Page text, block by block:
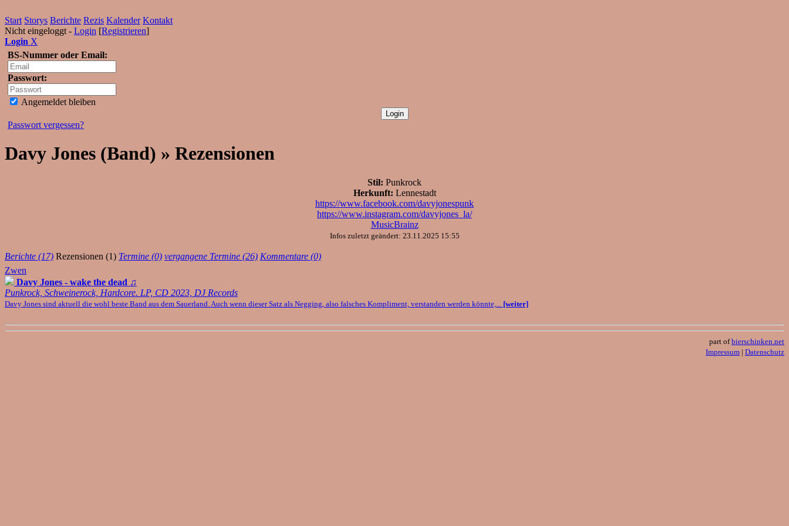
Start Storys Berichte Rezis Kalender Kontakt
Nicht eingeloggt - Login [Registrieren]
Login X
BS-Nummer oder Email:
Passwort:
Angemeldet bleiben
Passwort vergessen?
Davy Jones (Band) » Rezensionen
Stil: Punkrock
Herkunft: Lennestadt
https://www.facebook.com/davyjonespunk
https://www.instagram.com/davyjones_la/
MusicBrainz
Infos zuletzt geändert: 23.11.2025 15:55
Berichte (17) Rezensionen (1) Termine (0) vergangene Termine (26) Kommentare (0)
Zwen
Davy Jones - wake the dead ♫
Punkrock, Schweinerock, Hardcore. LP, CD 2023, DJ Records
Davy Jones sind aktuell die wohl beste Band aus dem Sauerland. Auch wenn dieser Satz als Negging, also falsches Kompliment, verstanden werden könnte,... [weiter]
part ofbierschinken.net
Impressum | Datenschutz